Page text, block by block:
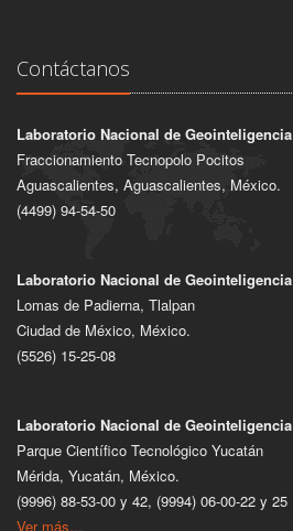
Contáctanos
Laboratorio Nacional de Geointeligencia
Fraccionamiento Tecnopolo Pocitos
Aguascalientes, Aguascalientes, México.
(4499) 94-54-50
Laboratorio Nacional de Geointeligencia
Lomas de Padierna, Tlalpan
Ciudad de México, México.
(5526) 15-25-08
Laboratorio Nacional de Geointeligencia
Parque Científico Tecnológico Yucatán
Mérida, Yucatán, México.
(9996) 88-53-00 y 42, (9994) 06-00-22 y 25
Ver más...